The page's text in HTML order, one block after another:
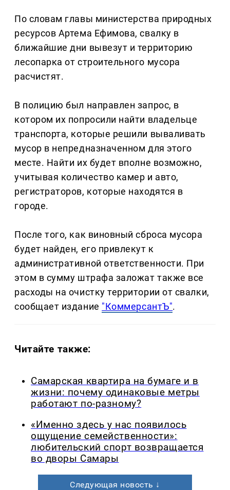
По словам главы министерства природных
ресурсов Артема Ефимова, свалку в
ближайшие дни вывезут и территорию
лесопарка от строительного мусора
расчистят.
В полицию был направлен запрос, в
котором их попросили найти владельце
транспорта, которые решили вываливать
мусор в непредназначенном для этого
месте. Найти их будет вполне возможно,
учитывая количество камер и авто,
регистраторов, которые находятся в
городе.
После того, как виновный сброса мусора
будет найден, его привлекут к
административной ответственности. При
этом в сумму штрафа заложат также все
расходы на очистку территории от свалки,
сообщает издание "КоммерсантЪ".
Читайте также:
Самарская квартира на бумаге и в
жизни: почему одинаковые метры
работают по-разному?
«Именно здесь у нас появилось
ощущение семейственности»:
любительский спорт возвращается
во дворы Самары
Следующая новость ↓